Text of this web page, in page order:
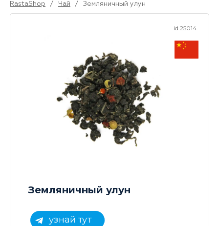
RastaShop / Чай / Земляничный улун
id 25014
Земляничный улун
узнай тут